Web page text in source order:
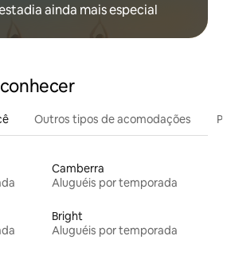
ainda mais especial
Outros tipos de acomodações
Camberra
Aluguéis por temporada
Bright
Aluguéis por temporada